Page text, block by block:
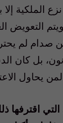
الملكية إلا
التعويض
صدام لم
بل كان
لمن يحاول
اقترفها